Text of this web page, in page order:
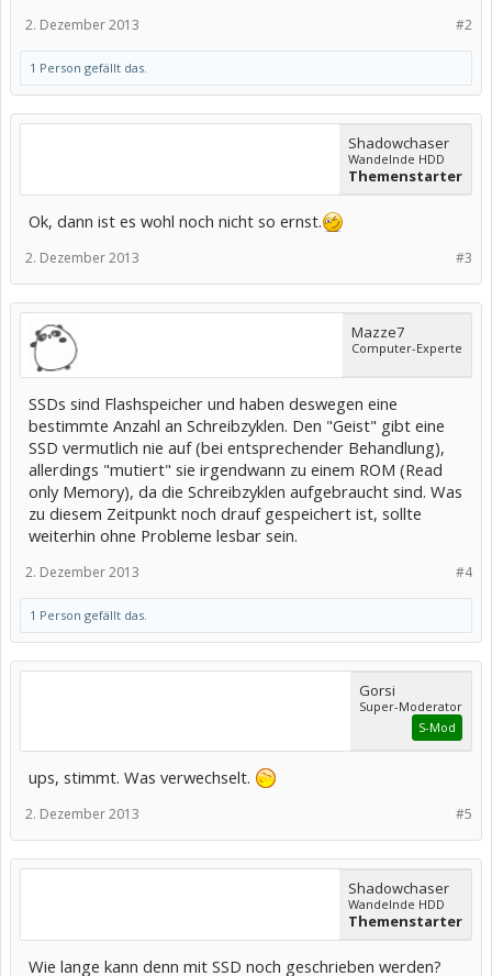
#2
2. Dezember 2013
1 Person gefällt das.
Shadowchaser
Wandelnde HDD
Themenstarter
Ok, dann ist es wohl noch nicht so ernst.
#3
2. Dezember 2013
Mazze7
Computer-Experte
SSDs sind Flashspeicher und haben deswegen eine
bestimmte Anzahl an Schreibzyklen. Den "Geist" gibt eine
SSD vermutlich nie auf (bei entsprechender Behandlung),
allerdings "mutiert" sie irgendwann zu einem ROM (Read
only Memory), da die Schreibzyklen aufgebraucht sind. Was
zu diesem Zeitpunkt noch drauf gespeichert ist, sollte
weiterhin ohne Probleme lesbar sein.
#4
2. Dezember 2013
1 Person gefällt das.
Gorsi
Super-Moderator
S-Mod
ups, stimmt. Was verwechselt.
#5
2. Dezember 2013
Shadowchaser
Wandelnde HDD
Themenstarter
Wie lange kann denn mit SSD noch geschrieben werden?